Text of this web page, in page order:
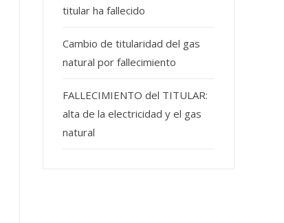
titular ha fallecido
Cambio de titularidad del gas
natural por fallecimiento
FALLECIMIENTO del TITULAR:
alta de la electricidad y el gas
natural